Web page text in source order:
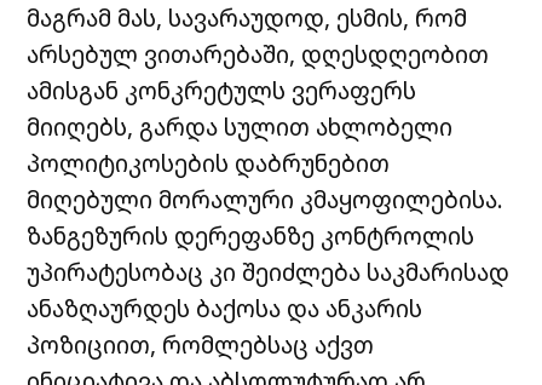
მაგრამ მას, სავარაუდოდ, ესმის, რომ
არსებულ ვითარებაში, დღესდღეობით
ამისგან კონკრეტულს ვერაფერს
მიიღებს, გარდა სულით ახლობელი
პოლიტიკოსების დაბრუნებით
მიღებული მორალური კმაყოფილებისა.
ზანგეზურის დერეფანზე კონტროლის
უპირატესობაც კი შეიძლება საკმარისად
ანაზღაურდეს ბაქოსა და ანკარის
პოზიციით, რომლებსაც აქვთ